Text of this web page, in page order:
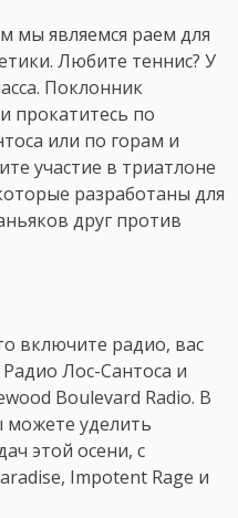
мы являемся раем для
Любите теннис? У
Поклонник
прокатитесь по
или по горам и
участие в триатлоне
разработаны для
друг против
включите радио, вас
Лос-Сантоса и
Boulevard Radio. В
можете уделить
этой осени, с
Impotent Rage и